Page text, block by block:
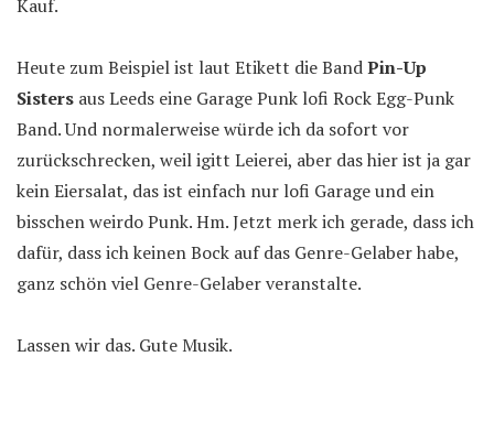
Kauf.
Heute zum Beispiel ist laut Etikett die BandPin-Up
Sisters aus Leeds eine Garage Punk lofi Rock Egg-Punk
Band. Und normalerweise würde ich da sofort vor
zurückschrecken, weil igitt Leierei, aber das hier ist ja gar
kein Eiersalat, das ist einfach nur lofi Garage und ein
bisschen weirdo Punk. Hm. Jetzt merk ich gerade, dass ich
dafür, dass ich keinen Bock auf das Genre-Gelaber habe,
ganz schön viel Genre-Gelaber veranstalte.
Lassen wir das. Gute Musik.